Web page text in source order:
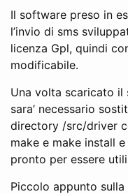
Il software preso in
l’invio di sms
licenza Gpl, quindi
modificabile.
Una volta scaricato il
sara’ necessario
directory /src/driver
make e make install
pronto per essere
Piccolo appunto